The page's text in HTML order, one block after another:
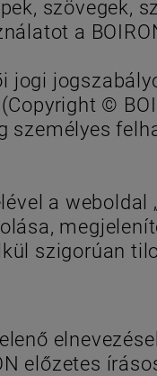
szövegek,
a
jogi
(Copyright ©
személyes
a weboldal
szigorúan
előzetes